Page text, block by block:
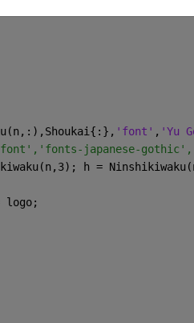
'font' , 'Yu
japanese-
h =
logo;